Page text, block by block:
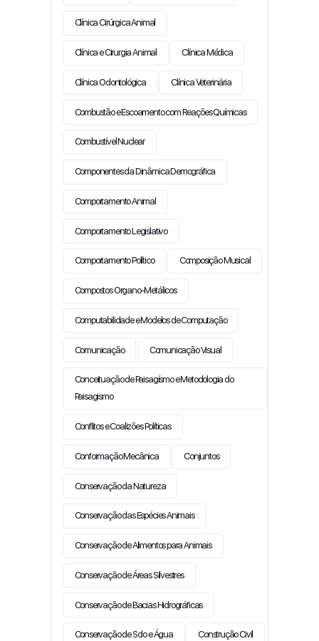
Clínica Cirúrgica Animal
Clínica e Cirurgia Animal Clínica Médica
Clínica Odontológica Clínica Veterinária
Combustão e Escoamento com Reações Químicas
Combustível Nuclear
Componentes da Dinâmica Demográfica
Comportamento Animal
Comportamento Legislativo
Comportamento Político Composição Musical
Compostos Organo-Metálicos
Computabilidade e Modelos de Computação
Comunicação Comunicação Visual
Conceituação de Paisagísmo e Metodologia do
Paisagismo
Conflitos e Coalizões Políticas
Conformação Mecânica Conjuntos
Conservação da Natureza
Conservação das Espécies Animais
Conservação de Alimentos para Animais
Conservação de Áreas Silvestres
Conservação de Bacias Hidrográficas
Conservação de Solo e Água Construção Civil